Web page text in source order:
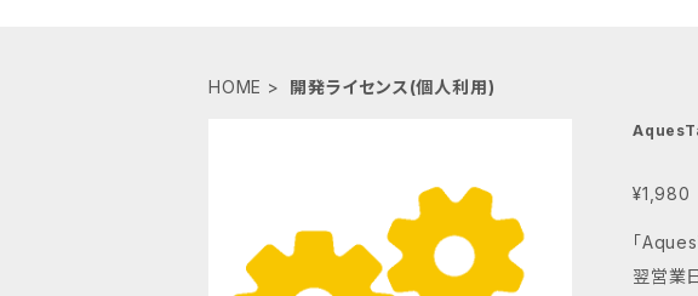
HOME 開発ライセンス(個人利用)
¥1,980
「
翌営業日に